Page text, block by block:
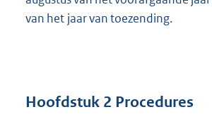
van het jaar van toezending.
Hoofdstuk 2 Procedures